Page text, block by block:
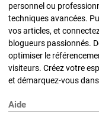
personnel ou
techniques avancées.
vos articles, et
blogueurs passionnés.
optimiser le
visiteurs. Créez votre
et démarquez-vous
Aide